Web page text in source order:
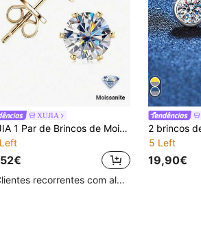
XUJIA
XUJIA 1 Par de Brincos de Moissanite Redonda com Garra Coroa de 6 Pontas 3mm/4mm/5mm/6,5mm/8mm/9mm, Brincos de Pino em Prata de Lei 925, Cor Dourada, Joias, Presente
Clientes recorrentes com alta taxa de retorno
5 Left
19,90€